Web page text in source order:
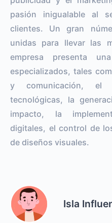
pasión inigualable al
clientes. Un gran
unidas para llevar las
empresa presenta
especializados, tales
y comunicación, el
tecnológicas, la
impacto, la
digitales, el control de
de diseños visuales.
Isla